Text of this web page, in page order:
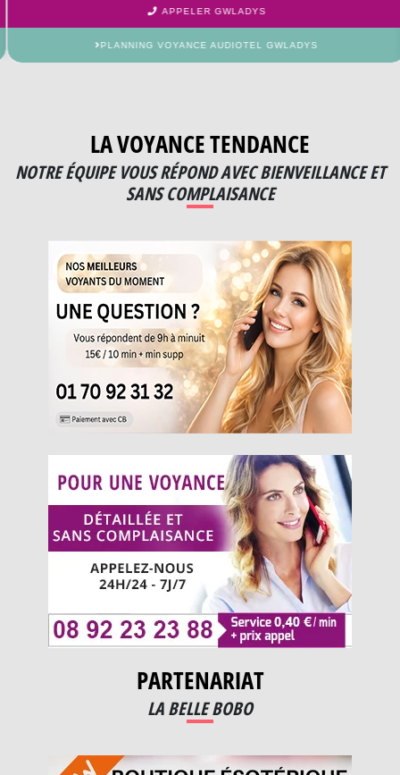
APPELER GWLADYS
PLANNING VOYANCE AUDIOTEL GWLADYS
LA VOYANCE TENDANCE
NOTRE ÉQUIPE VOUS RÉPOND AVEC BIENVEILLANCE ET
SANS COMPLAISANCE
PARTENARIAT
LA BELLE BOBO